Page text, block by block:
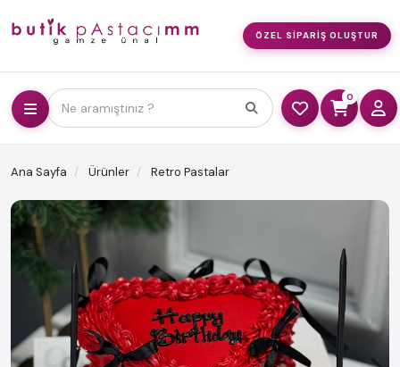
ÖZEL SIPARIŞ OLUŞTUR
Ne aramıştınız ?
0
Ana Sayfa Ürünler Retro Pastalar